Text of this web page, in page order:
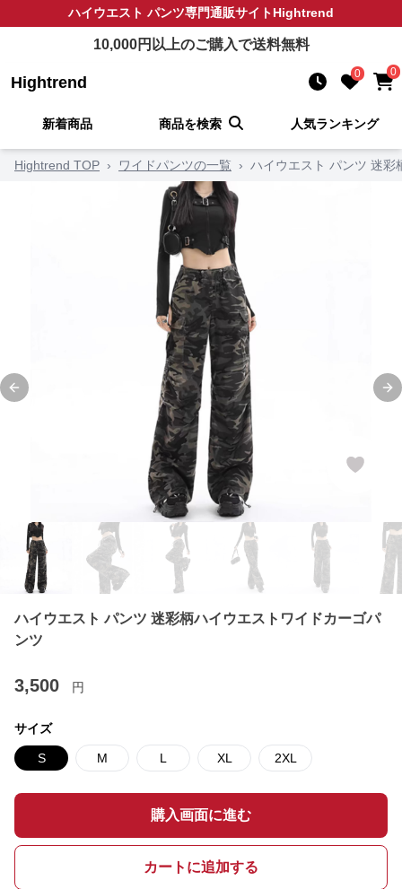
ハイウエスト パンツ専門通販サイトHightrend
10,000円以上のご購入で送料無料
Hightrend 0 0
新着商品 商品を検索 人気ランキング
Hightrend TOP › ワイドパンツの一覧 › ハイウエスト パンツ 迷彩
Previous slide
ハイウエスト パンツ 迷彩柄ハイウエストワイドカーゴパ
ンツ
3,500 円
サイズ
S M L XL 2XL
購入画面に進む
カートに追加する